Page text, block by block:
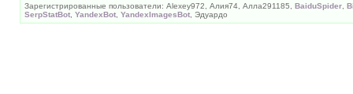
Зарегистрированные пользователи: Alexey972, Алия74, Алла291185, BaiduSpider
SerpStatBot YandexBot YandexImagesBot , Эдуардо